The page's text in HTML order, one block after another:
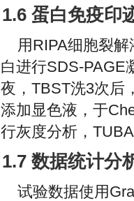
1.6 蛋白免疫印
用RIPA细胞裂
白进行SDS-PAGE
夜，TBST洗3次后
添加显色液，于
行灰度分析，
1.7 数据统计分
试验数据使用